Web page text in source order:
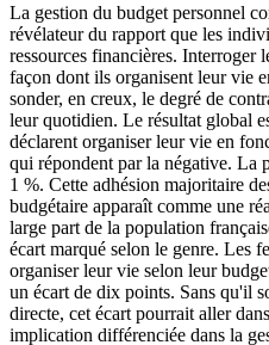
La gestion du budget personnel
révélateur du rapport que les
ressources financières. Interroger
façon dont ils organisent leur vie
sonder, en creux, le degré de
leur quotidien. Le résultat global
déclarent organiser leur vie en
qui répondent par la négative. La
1 %. Cette adhésion majoritaire
budgétaire apparaît comme une
large part de la population
écart marqué selon le genre. Les
organiser leur vie selon leur
un écart de dix points. Sans qu'il
directe, cet écart pourrait aller
implication différenciée dans la